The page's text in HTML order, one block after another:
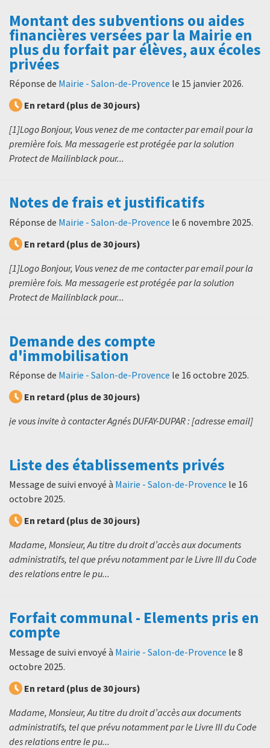
Montant des subventions ou aides
financières versées par la Mairie en
plus du forfait par élèves, aux écoles
privées
Réponse de Mairie - Salon-de-Provence le 15 janvier 2026.
En retard (plus de 30 jours)
[1]Logo Bonjour, Vous venez de me contacter par email pour la
première fois. Ma messagerie est protégée par la solution
Protect de Mailinblack pour...
Notes de frais et justificatifs
Réponse de Mairie - Salon-de-Provence le 6 novembre 2025.
En retard (plus de 30 jours)
[1]Logo Bonjour, Vous venez de me contacter par email pour la
première fois. Ma messagerie est protégée par la solution
Protect de Mailinblack pour...
Demande des compte
d'immobilisation
Réponse de Mairie - Salon-de-Provence le 16 octobre 2025.
En retard (plus de 30 jours)
je vous invite à contacter Agnés DUFAY-DUPAR : [adresse email]
Liste des établissements privés
Message de suivi envoyé à Mairie - Salon-de-Provence le 16
octobre 2025.
En retard (plus de 30 jours)
Madame, Monsieur, Au titre du droit d’accès aux documents
administratifs, tel que prévu notamment par le Livre III du Code
des relations entre le pu...
Forfait communal - Elements pris en
compte
Message de suivi envoyé à Mairie - Salon-de-Provence le 8
octobre 2025.
En retard (plus de 30 jours)
Madame, Monsieur, Au titre du droit d’accès aux documents
administratifs, tel que prévu notamment par le Livre III du Code
des relations entre le pu...